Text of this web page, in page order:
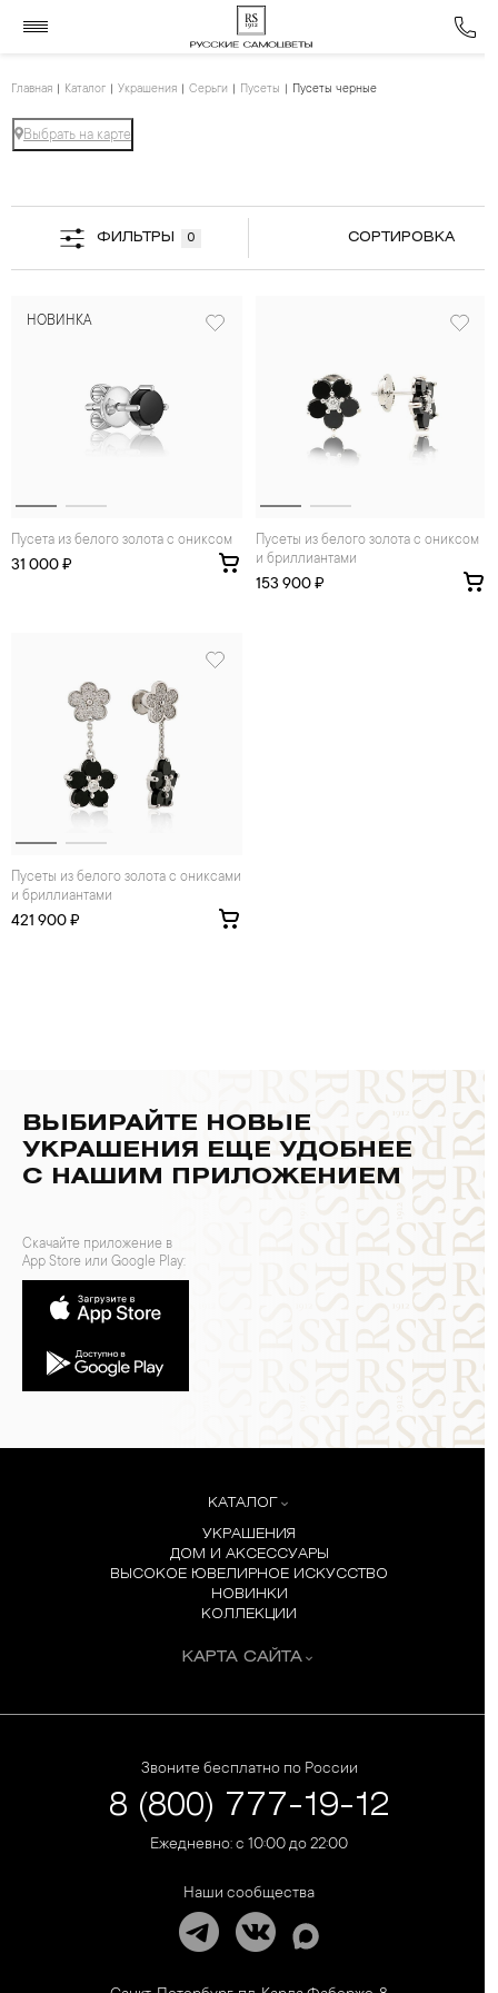
Главная Каталог Украшения Серьги Пусеты Пусеты черные
Выбрать на карте
ФИЛЬТРЫ 0 СОРТИРОВКА
НОВИНКА
Пусета из белого золота с ониксом
31 000 ₽
Пусеты из белого золота с ониксом
и бриллиантами
153 900 ₽
Пусеты из белого золота с ониксами
и бриллиантами
421 900 ₽
ВЫБИРАЙТЕ НОВЫЕ
УКРАШЕНИЯ ЕЩЕ УДОБНЕЕ
С НАШИМ ПРИЛОЖЕНИЕМ
Скачайте приложение в
App Store или Google Play:
КАТАЛОГ
УКРАШЕНИЯ
ДОМ И АКСЕССУАРЫ
ВЫСОКОЕ ЮВЕЛИРНОЕ ИСКУССТВО
НОВИНКИ
КОЛЛЕКЦИИ
КАРТА САЙТА
Звоните бесплатно по России
8 (800) 777-19-12
Ежедневно: с 10:00 до 22:00
Наши сообщества